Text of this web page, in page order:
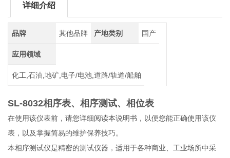
详细介绍
品牌 其他品牌 产地类别 国产
应用领域
化工,石油,地矿,电子/电池,道路/轨道/船舶
SL-8032相序表、相序测试、相位表
在使用该仪表前，请您详细阅读本说明书，以便您能正确使用该仪
表，以及掌握简易的维护保养技巧。
本相序测试仪是精密的测试仪器，适用于各种商业、工业场所中采